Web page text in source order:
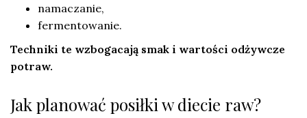
namaczanie,
fermentowanie.
Techniki te wzbogacają smak i wartości odżywcze
potraw.
Jak planować posiłki w diecie raw?